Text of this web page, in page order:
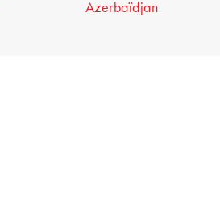
Azerbaïdjan